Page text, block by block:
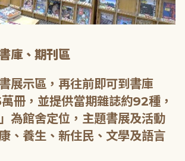
庫、期刊區
展示區，再往前即可到書庫
冊，並提供當期雜誌約92種，
為館舍定位，主題書展及活動
、養生、新住民、文學及語言